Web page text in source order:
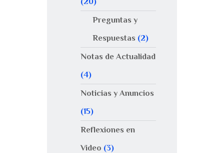
Preguntas y
Respuestas (2)
Notas de Actualidad
(4)
Noticias y Anuncios
(15)
Reflexiones en
Video (3)